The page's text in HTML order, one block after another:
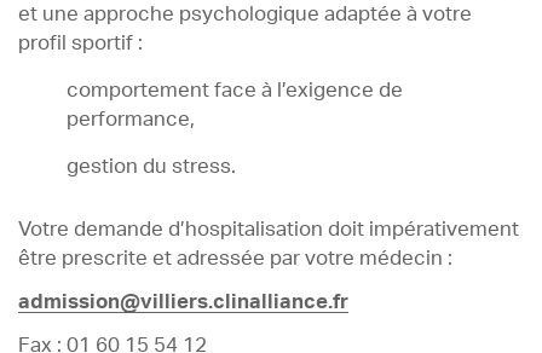
et une approche psychologique adaptée à votre
profil sportif :
comportement face à l’exigence de
performance,
gestion du stress.
Votre demande d’hospitalisation doit impérativement
être prescrite et adressée par votre médecin :
admission@villiers.clinalliance.fr
Fax : 01 60 15 54 12